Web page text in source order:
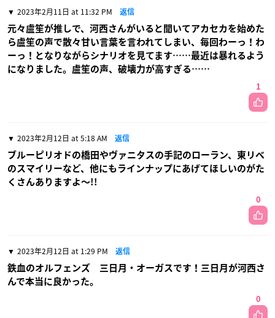
2023年2月11日 at 11:32 PM 返信
元々盧笙が推しで、河西さんがいると聞いてアカセカを始めた
ら盧笙の声で散々甘い言葉を言われてしまい、毎回わーっ！わ
ーっ！となりながらシナリオを見てます……最近は暴れるよう
になりました。盧笙の声、破壊力が高すぎる……
1
2023年2月12日 at 5:18 AM 返信
ブルーピリオドの橋田やヴァニタスの手記のローラン、東リベ
のスマイリーなど、他にもラインナップにあげてほしいのがた
くさんありますよ〜!!
0
2023年2月12日 at 1:29 PM 返信
鉄血のオルフェンズ 三日月・オーガスです！三日月が河西さ
んで本当に良かった。
0